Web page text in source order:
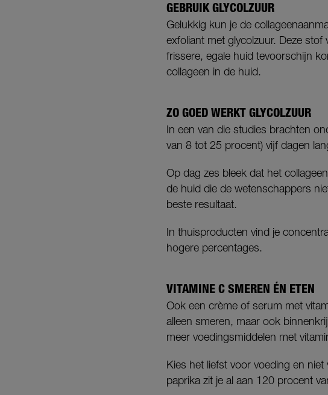
GEBRUIK GLYCOLZUUR
Gelukkig kun je de
exfoliant met glycolzuur. Deze
frissere, egale huid tevoorschijn
collageen in de huid.
ZO GOED WERKT GLYCOLZUUR
In een van die studies brachten
van 8 tot 25 procent) vijf dagen
Op dag zes bleek dat het
de huid die de wetenschappers
beste resultaat.
In thuisproducten vind je
hogere percentages.
VITAMINE C SMEREN ÉN ETEN
Ook een crème of serum met
alleen smeren, maar ook
meer voedingsmiddelen met
Kies het liefst voor voeding en
paprika zit je al aan 120 procent